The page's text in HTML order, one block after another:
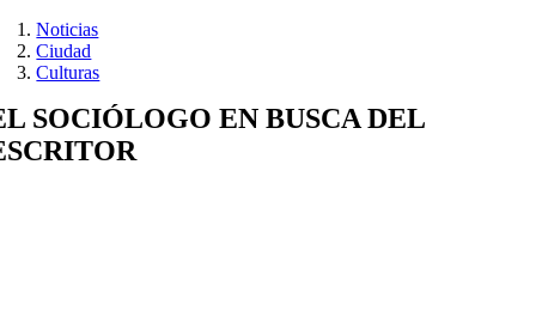
Noticias
Ciudad
Culturas
SOCIÓLOGO EN BUSCA DEL